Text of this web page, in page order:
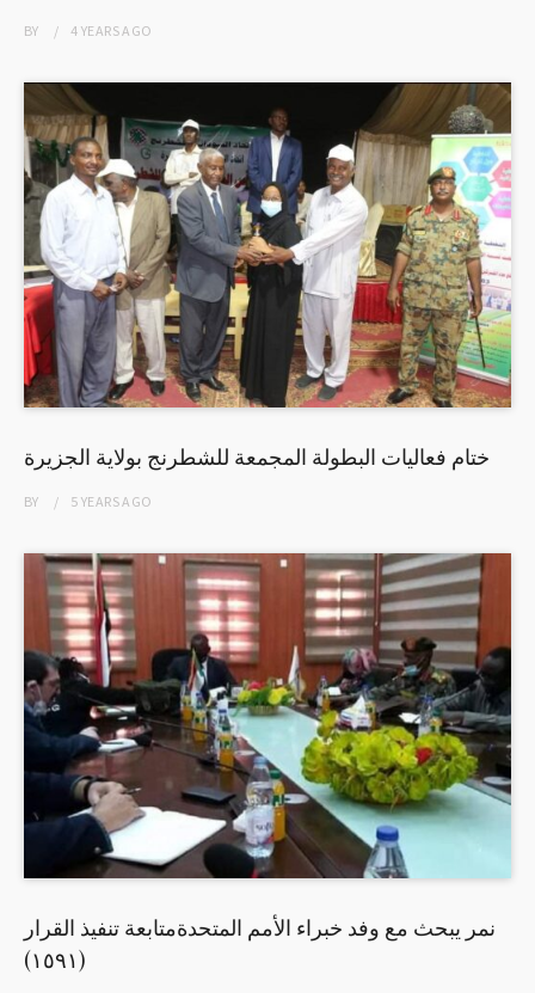
BY 4 YEARSAGO
ختام فعاليات البطولة المجمعة للشطرنج بولاية الجزيرة
BY 5 YEARSAGO
نمر يبحث مع وفد خبراء الأمم المتحدةمتابعة تنفيذ القرار
(١٥٩١)